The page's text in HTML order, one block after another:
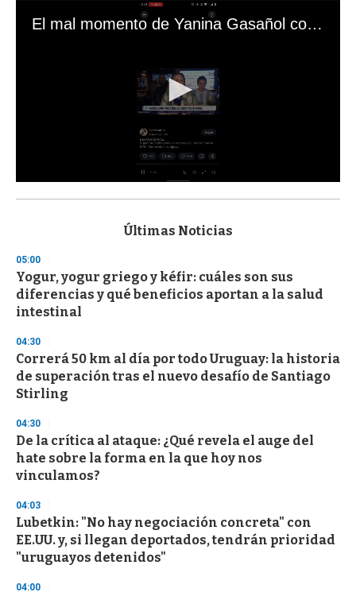
El mal momento de Yanina Gasañol con un hincha argentino en "Subrayado"
s
d
s
o
f
3
s
e
c
o
n
Últimas Noticias
05:00
Yogur, yogur griego y kéfir: cuáles son sus
diferencias y qué beneficios aportan a la salud
intestinal
04:30
Correrá 50 km al día por todo Uruguay: la historia
de superación tras el nuevo desafío de Santiago
Stirling
04:30
De la crítica al ataque: ¿Qué revela el auge del
hate sobre la forma en la que hoy nos
vinculamos?
04:03
Lubetkin: "No hay negociación concreta" con
EE.UU. y, si llegan deportados, tendrán prioridad
"uruguayos detenidos"
04:00